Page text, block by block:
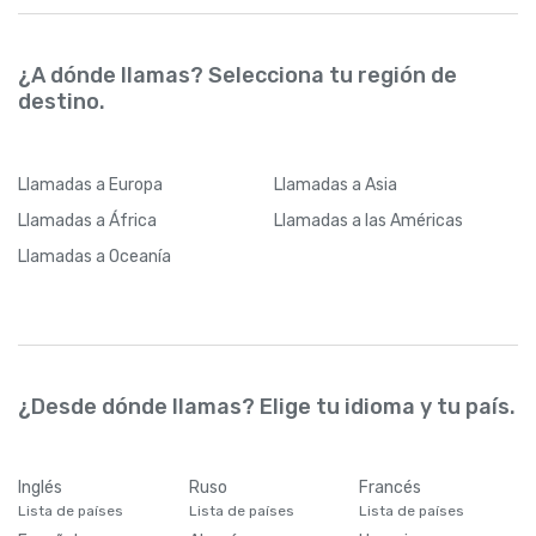
¿A dónde llamas? Selecciona tu región de
destino.
Llamadas a Europa Llamadas a Asia
Llamadas a África Llamadas a las Américas
Llamadas a Oceanía
¿Desde dónde llamas? Elige tu idioma y tu país.
Inglés
Lista de países
Ruso
Lista de países
Francés
Lista de países